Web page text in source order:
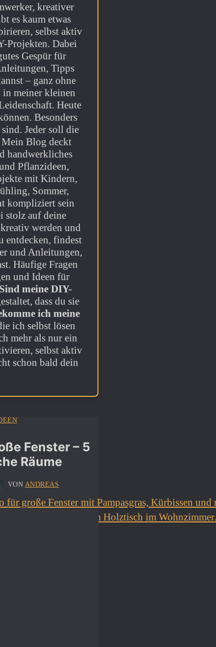
kreativer
es kaum etwas
selbst aktiv
Projekten. Dabei
Gespür für
Tipps
– ganz ohne
in meiner kleinen
Heute
Besonders
Jeder soll die
Blog deckt
handwerkliches
Pflanzideen,
mit Kindern,
Sommer,
kompliziert sein
stolz auf deine
werden und
entdecken, findest
und Anleitungen,
Häufige Fragen
und Ideen für
Sind meine DIY-
dass du sie
ich meine
ich selbst lösen
mehr als nur ein
selbst aktiv
schon bald dein
Fenster – 5
Räume
VON ANDREAS